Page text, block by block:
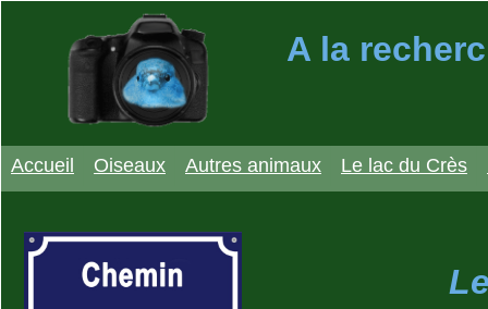
A la
Accueil Oiseaux Autres animaux Le lac du Crès